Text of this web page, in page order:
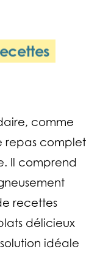
comme
repas complet
Il comprend
recettes
délicieux
idéale